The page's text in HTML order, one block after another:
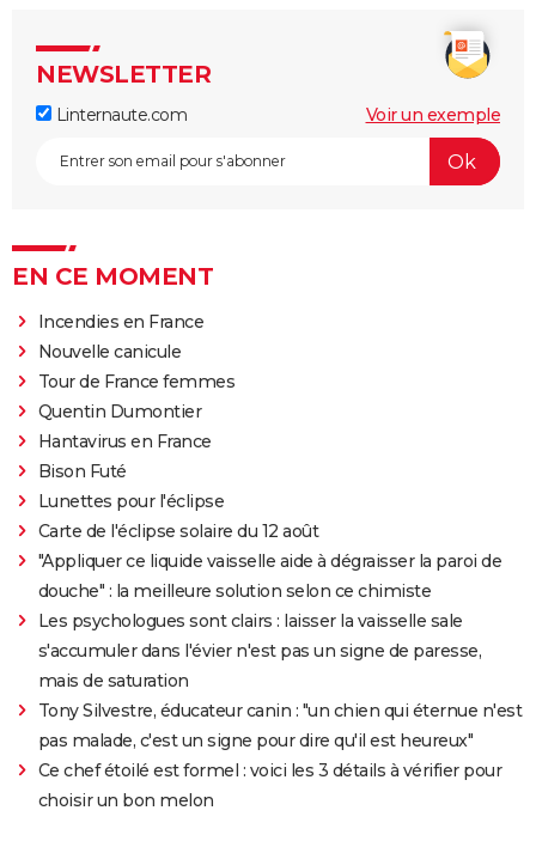
NEWSLETTER
Linternaute.com Voir un exemple
EN CE MOMENT
Incendies en France
Nouvelle canicule
Tour de France femmes
Quentin Dumontier
Hantavirus en France
Bison Futé
Lunettes pour l'éclipse
Carte de l'éclipse solaire du 12 août
"Appliquer ce liquide vaisselle aide à dégraisser la paroi de
douche" : la meilleure solution selon ce chimiste
Les psychologues sont clairs : laisser la vaisselle sale
s'accumuler dans l'évier n'est pas un signe de paresse,
mais de saturation
Tony Silvestre, éducateur canin : "un chien qui éternue n'est
pas malade, c'est un signe pour dire qu'il est heureux"
Ce chef étoilé est formel : voici les 3 détails à vérifier pour
choisir un bon melon